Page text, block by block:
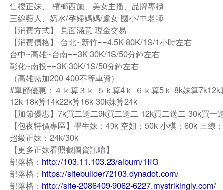
售樓正妹、 檳榔西施、美女主播、品牌專櫃
三線藝人、奶水/孕婦媽媽/處女 國小/中老師
【消費方式】 見面滿意 現金交易
【消費價格】 台北~新竹==4.5K-80K/1S/1小時左右
台中~高雄~台南==3K-30K/1S/50分鐘左右
彰化~南投==3K-30K/1S/50分鐘左右
（高雄需加200-400不等車資）
#單節優惠：４ｋ算３ｋ ５ｋ算4ｋ ６ｋ算5ｋ 8k妹算
12k 18k算14k22k算16k 30k妹算24k
【加節優惠】7k買二送二9k買二送二 12k買二送二 30k買一
【包夜特價專區】學生妹：40k 空姐：50k 小模：60k 三線
超級正妹：24k/30k
【更多正妹看照截圖資訊唷】
部落格： http://103.11.103.23/album/1IIG
部落格： https://sitebuilder72103.dynadot.com/
部落格： http://site-2086409-9062-6227.mystrikingly.com/